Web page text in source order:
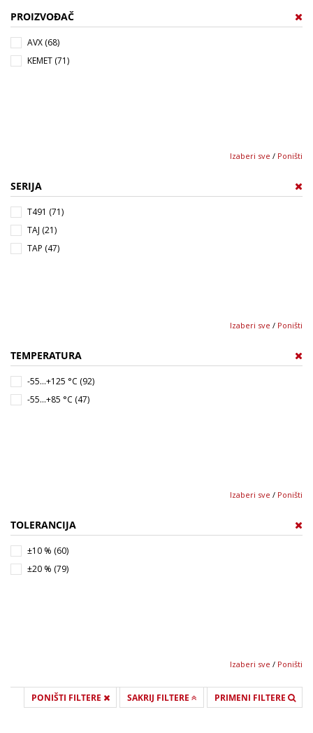
J (3)
K (1)
L (1)
PROIZVOĐAČ
AVX (68)
KEMET (71)
Izaberi sve / Poništi
SERIJA
T491 (71)
TAJ (21)
TAP (47)
Izaberi sve / Poništi
TEMPERATURA
-55...+125 °C (92)
-55...+85 °C (47)
Izaberi sve / Poništi
TOLERANCIJA
±10 % (60)
±20 % (79)
Izaberi sve / Poništi
PONIŠTI FILTERE SAKRIJ FILTERE PRIMENI FILTERE